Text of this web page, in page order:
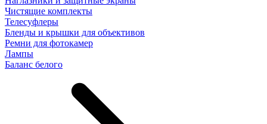
Чистящие комплекты
Телесуфлеры
Бленды и крышки для объективов
Ремни для фотокамер
Лампы
Баланс белого